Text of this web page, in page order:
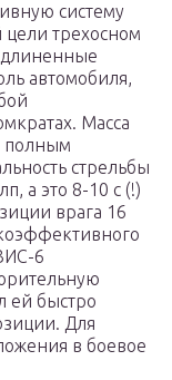
систему
трехосном
автомобиля,
Масса
полным
стрельбы
а это 8-10 с (!)
врага 16
6
ей быстро
Для
в боевое